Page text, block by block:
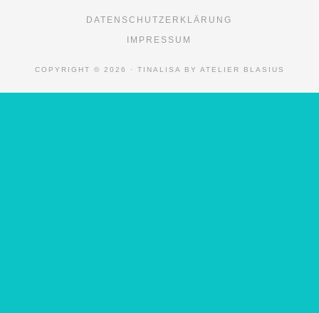
DATENSCHUTZERKLÄRUNG
IMPRESSUM
COPYRIGHT © 2026 · TINALISA BY ATELIER BLASIUS